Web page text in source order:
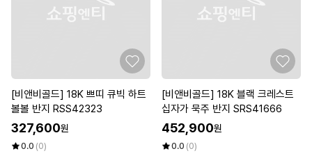
[비앤비골드] 18K 쁘띠 큐빅 하트
볼볼 반지 RSS42323
327,600원
0.0 (0)
[비앤비골드] 18K 블랙 크레스트
십자가 묵주 반지 SRS41666
452,900원
0.0 (0)